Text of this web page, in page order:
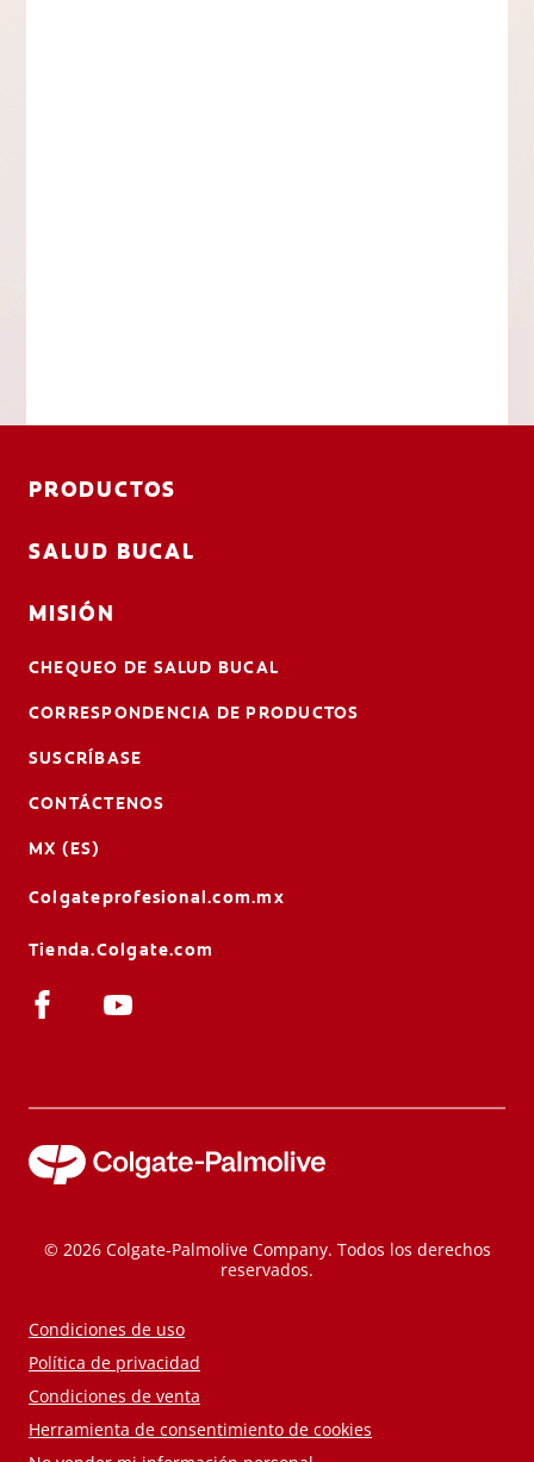
PRODUCTOS
SALUD BUCAL
MISIÓN
CHEQUEO DE SALUD BUCAL
CORRESPONDENCIA DE PRODUCTOS
SUSCRÍBASE
CONTÁCTENOS
MX (ES)
Colgateprofesional.com.mx
Tienda.Colgate.com
© 2026 Colgate-Palmolive Company. Todos los derechos
reservados.
Condiciones de uso
Política de privacidad
Condiciones de venta
Herramienta de consentimiento de cookies